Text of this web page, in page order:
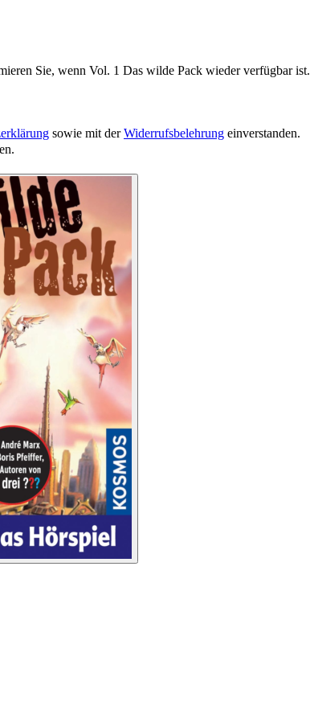
Sie, wenn Vol. 1 Das wilde Pack wieder verfügbar ist.
sowie mit derWiderrufsbelehrung einverstanden.